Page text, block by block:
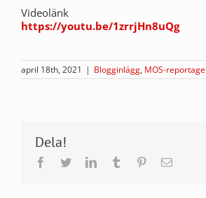
Videolänk
https://youtu.be/1zrrjHn8uQg
april 18th, 2021 | Blogginlägg, MOS-reportage
Dela!
Facebook
TwitterLinkedInTumblr Pinterest
E-